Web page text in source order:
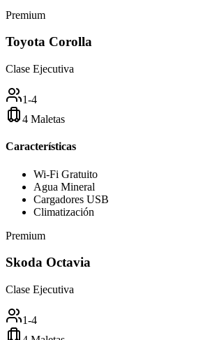
Premium
Toyota Corolla
Clase Ejecutiva
1-4
4 Maletas
Características
Wi-Fi Gratuito
Agua Mineral
Cargadores USB
Climatización
Premium
Skoda Octavia
Clase Ejecutiva
1-4